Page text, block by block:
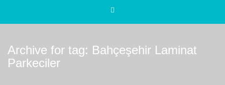
Archive for tag: Bahçeşehir Laminat
Parkeciler